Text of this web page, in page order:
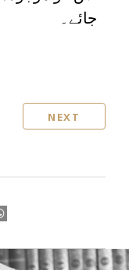
جائے۔
NEXT